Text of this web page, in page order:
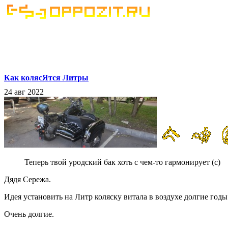
Как колясЯтся Литры
24 авг 2022
Теперь твой уродский бак хоть с чем-то гармонирует (c)
Дядя Сережа.
Идея установить на Литр коляску витала в воздухе долгие
Очень долгие.